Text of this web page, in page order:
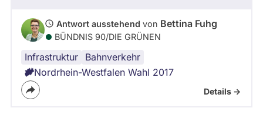
abgeordnetenwatch
befragt
werden.
Antwort ausstehend von Bettina Fuhg
BÜNDNIS 90/­DIE GRÜNEN
Infrastruktur
Bahnverkehr
Nordrhein-Westfalen Wahl 2017
Details ->